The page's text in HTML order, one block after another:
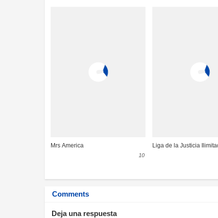
Mrs America
10
Liga de la Justicia
Comments
Deja una respuesta